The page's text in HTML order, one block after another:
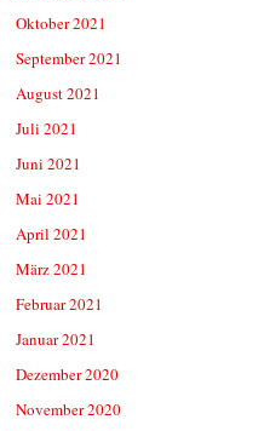
Oktober 2021
September 2021
August 2021
Juli 2021
Juni 2021
Mai 2021
April 2021
März 2021
Februar 2021
Januar 2021
Dezember 2020
November 2020